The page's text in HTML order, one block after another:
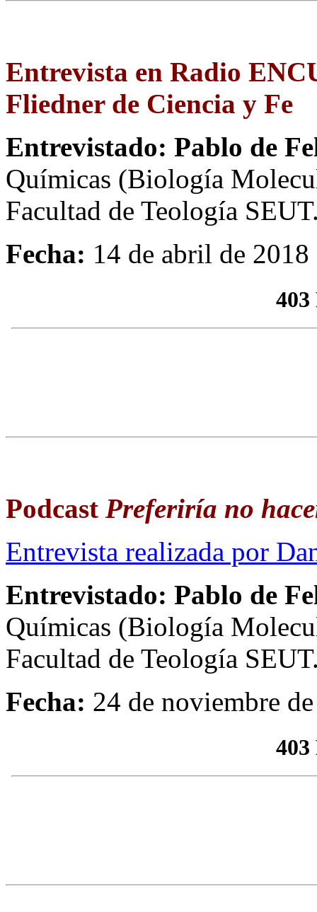
Entrevista en Radio
Fliedner de Ciencia y Fe
Entrevistado: Pablo de
Químicas (Biología
Facultad de Teología
Fecha: 14 de abril de 2018
Podcast Preferiría no
Entrevista realizada por
Entrevistado: Pablo de
Químicas (Biología
Facultad de Teología
Fecha: 24 de noviembre